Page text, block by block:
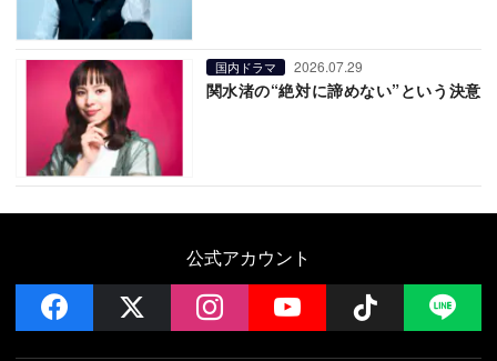
国内ドラマ 2026.07.29
関水渚の“絶対に諦めない”という決意
公式アカウント
facebook instagramYouTube Follow